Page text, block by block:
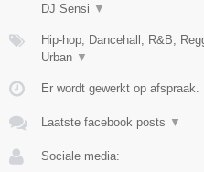
DJ Sensi ▼
Hip-hop, Dancehall, R&B,
Urban ▼
Er wordt gewerkt op afspraak.
Laatste facebook posts ▼
Sociale media: